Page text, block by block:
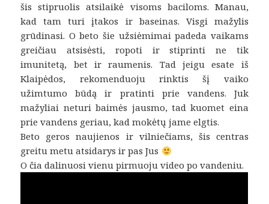
šis stipruolis atsilaikė visoms baciloms. Manau,
kad tam turi įtakos ir baseinas. Visgi mažylis
grūdinasi. O beto šie užsiėmimai padeda vaikams
greičiau atsisėsti, ropoti ir stiprinti ne tik
imunitetą, bet ir raumenis. Tad jeigu esate iš
Klaipėdos, rekomenduoju rinktis šį vaiko
užimtumo būdą ir pratinti prie vandens. Juk
mažyliai neturi baimės jausmo, tad kuomet eina
prie vandens geriau, kad mokėtų jame elgtis.
Beto geros naujienos ir vilniečiams, šis centras
greitu metu atsidarys ir pas Jus
O čia dalinuosi vienu pirmuoju video po vandeniu.